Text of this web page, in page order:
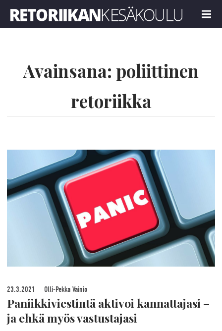
MENU
Avainsana: poliittinen
retoriikka
23.3.2021 Olli-Pekka Vainio
Paniikkiviestintä aktivoi kannattajasi –
ja ehkä myös vastustajasi